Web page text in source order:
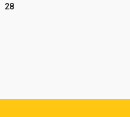
28